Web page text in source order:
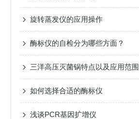
旋转蒸发仪的应用操作
酶标仪的自检分为哪些方面？
三洋高压灭菌锅特点以及应用范围
如何选择合适的酶标仪
浅谈PCR基因扩增仪